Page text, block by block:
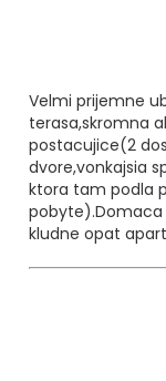
Velmi prijemne
terasa,skromna
postacujice(2
dvore,vonkajsia
ktora tam podla
pobyte).Domaca
kludne opat